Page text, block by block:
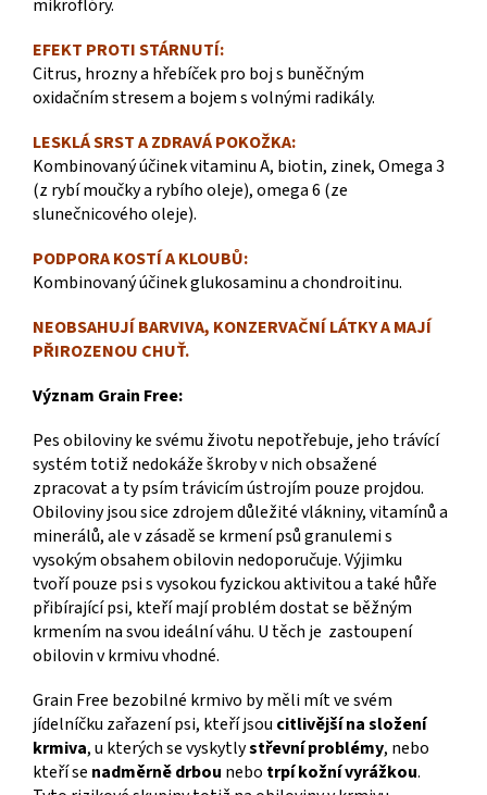
mikroflóry.
EFEKT PROTI STÁRNUTÍ:
Citrus, hrozny a hřebíček pro boj s buněčným
oxidačnímstresem a bojem s volnými radikály.
LESKLÁ SRST A ZDRAVÁ POKOŽKA:
Kombinovaný účinek vitaminu A, biotin, zinek, Omega 3
(z rybí moučky a rybího oleje), omega 6 (ze
slunečnicového oleje).
PODPORA KOSTÍ A KLOUBŮ:
Kombinovaný účinek glukosaminu a chondroitinu.
NEOBSAHUJÍ BARVIVA, KONZERVAČNÍ LÁTKY A MAJÍ
PŘIROZENOU CHUŤ.
Význam Grain Free:
Pes obiloviny ke svému životu nepotřebuje, jeho trávící
systém totiž nedokáže škroby v nich obsažené
zpracovat a ty psím trávicím ústrojím pouze projdou.
Obiloviny jsou sice zdrojem důležité vlákniny, vitamínů a
minerálů, ale v zásadě se krmení psů granulemi s
vysokým obsahem obilovin nedoporučuje. Výjimku
tvoří pouze psi s vysokou fyzickou aktivitou a také hůře
přibírající psi, kteří mají problém dostat se běžným
krmením na svou ideální váhu. U těch je zastoupení
obilovin v krmivu vhodné.
Grain Free bezobilné krmivo by měli mít ve svém
jídelníčku zařazení psi, kteří jsou citlivější na složení
krmiva, u kterých se vyskytlystřevní problémy, nebo
kteří se nadměrně drbou nebo trpí kožní vyrážkou.